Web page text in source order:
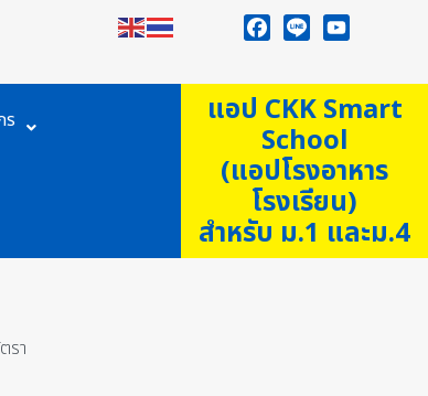
ร แอป CKK Smart
School
(แอปโรงอาหาร
โรงเรียน)
สำหรับ ม.1 และม.4
รา